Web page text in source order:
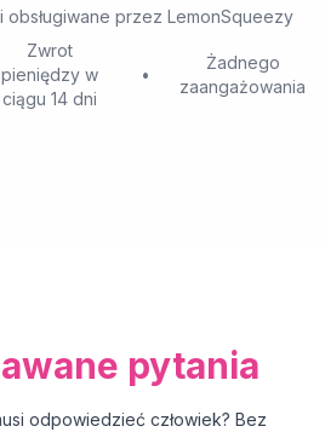
obsługiwane przez LemonSqueezy
Zwrot
pieniędzy w
ciągu 14 dni
•
Żadnego
zaangażowania
pytania
odpowiedzieć człowiek? Bez